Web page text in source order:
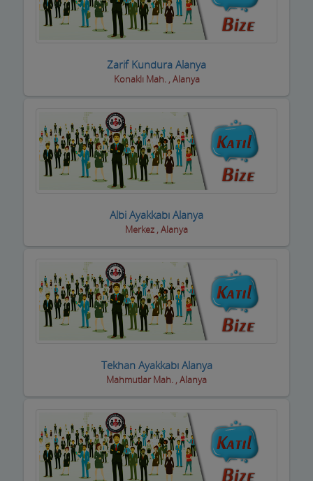
Oto Yıkamacıları
Otobüs Firmaları
Otomotiv Bayileri
Oyuncak Mağazaları
Özel Eğitim Kurumları
Özel Sağlık Kuruluşları
Pastaneler, Dondurmacılar, Tatlıcılar
Pazar Yerleri
Perde Mefruşat Firmaları
Perde, Korniş Ustaları
Piknik Yerleri
Prefabrik Ev ve Konteyner
Reklamcılık ve Tanıtım Hizmetleri
Rent A Car Firmaları
Resim Sanat Galerileri
Zarif Kundura Alanya
Konaklı Mah. , Alanya
Albi Ayakkabı Alanya
Merkez , Alanya
Tekhan Ayakkabı Alanya
Mahmutlar Mah. , Alanya